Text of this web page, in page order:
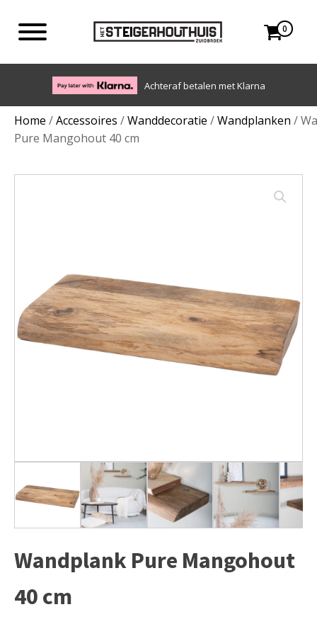
0
Eigen bezorgdienst in NL en BE. Afhalen ook mogelijk.
Home /Accessoires /Wanddecoratie /Wandplanken /
Pure Mangohout 40 cm
Wandplank Pure Mangohout
40 cm